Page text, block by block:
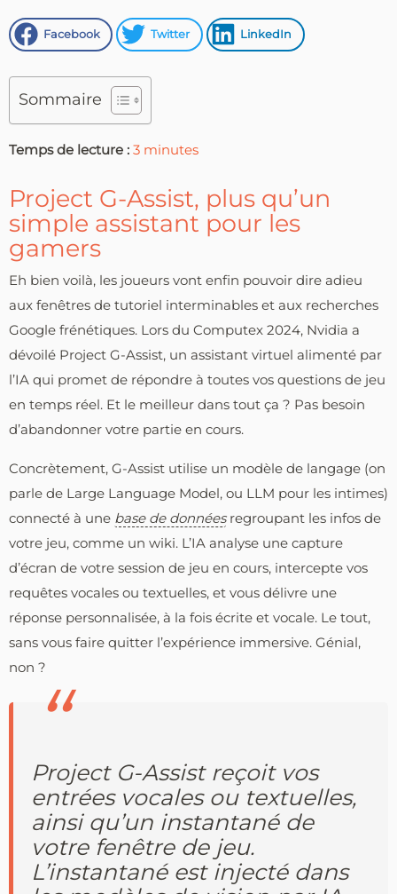
Facebook Twitter LinkedIn
Sommaire
Temps de lecture : 3 minutes
Project G-Assist, plus qu’un
simple assistant pour les
gamers
Eh bien voilà, les joueurs vont enfin pouvoir dire adieu
aux fenêtres de tutoriel interminables et aux recherches
Google frénétiques. Lors du Computex 2024, Nvidia a
dévoilé Project G-Assist, un assistant virtuel alimenté par
l’IA qui promet de répondre à toutes vos questions de jeu
en temps réel. Et le meilleur dans tout ça ? Pas besoin
d’abandonner votre partie en cours.
Concrètement, G-Assist utilise un modèle de langage (on
parle de Large Language Model, ou LLM pour les intimes)
connecté à une base de donnéesregroupant les infos de
votre jeu, comme un wiki. L’IA analyse une capture
d’écran de votre session de jeu en cours, intercepte vos
requêtes vocales ou textuelles, et vous délivre une
réponse personnalisée, à la fois écrite et vocale. Le tout,
sans vous faire quitter l’expérience immersive. Génial,
non ?
Project G-Assist reçoit vos
entrées vocales ou textuelles,
ainsi qu’un instantané de
votre fenêtre de jeu.
L’instantané est injecté dans